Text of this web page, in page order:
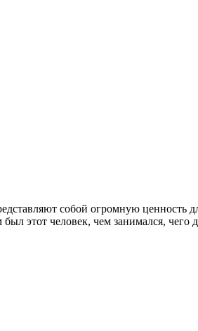
собой огромную ценность
этот человек, чем занимался, чего